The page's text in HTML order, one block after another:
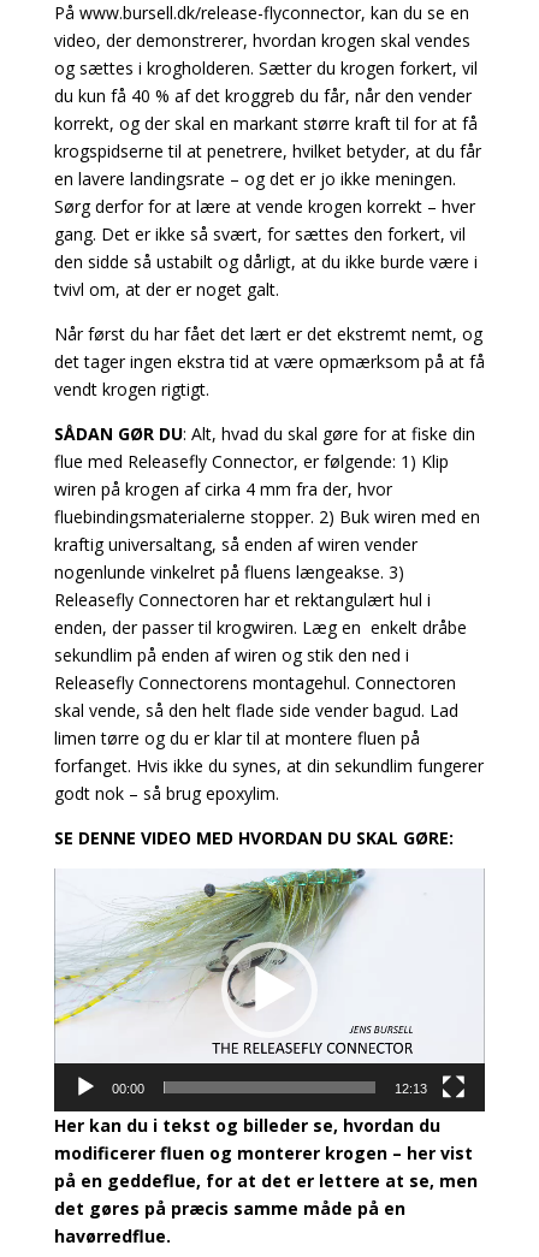
På www.bursell.dk/release-flyconnector, kan du se en
video, der demonstrerer, hvordan krogen skal vendes
og sættes i krogholderen. Sætter du krogen forkert, vil
du kun få 40 % af det kroggreb du får, når den vender
korrekt, og der skal en markant større kraft til for at få
krogspidserne til at penetrere, hvilket betyder, at du får
en lavere landingsrate – og det er jo ikke meningen.
Sørg derfor for at lære at vende krogen korrekt – hver
gang. Det er ikke så svært, for sættes den forkert, vil
den sidde så ustabilt og dårligt, at du ikke burde være i
tvivl om, at der er noget galt.
Når først du har fået det lært er det ekstremt nemt, og
det tager ingen ekstra tid at være opmærksom på at få
vendt krogen rigtigt.
SÅDAN GØR DU: Alt, hvad du skal gøre for at fiske din
flue med Releasefly Connector, er følgende: 1) Klip
wiren på krogen af cirka 4 mm fra der, hvor
fluebindingsmaterialerne stopper. 2) Buk wiren med en
kraftig universaltang, så enden af wiren vender
nogenlunde vinkelret på fluens længeakse. 3)
Releasefly Connectoren har et rektangulært hul i
enden, der passer til krogwiren. Læg en enkelt dråbe
sekundlim på enden af wiren og stik den ned i
Releasefly Connectorens montagehul. Connectoren
skal vende, så den helt flade side vender bagud. Lad
limen tørre og du er klar til at montere fluen på
forfanget. Hvis ikke du synes, at din sekundlim fungerer
godt nok – så brug epoxylim.
SE DENNE VIDEO MED HVORDAN DU SKAL GØRE:
00:00 12:13
Her kan du i tekst og billeder se, hvordan du
modificerer fluen og monterer krogen – her vist
på en geddeflue, for at det er lettere at se, men
det gøres på præcis samme måde på en
havørredflue.